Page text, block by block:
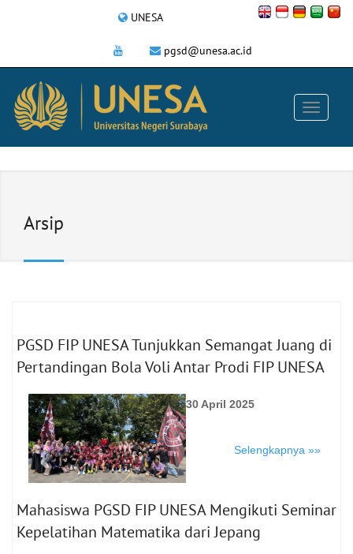
UNESA
pgsd@unesa.ac.id
Arsip
PGSD FIP UNESA Tunjukkan Semangat Juang di
Pertandingan Bola Voli Antar Prodi FIP UNESA
30 April 2025
Selengkapnya »»
Mahasiswa PGSD FIP UNESA Mengikuti Seminar
Kepelatihan Matematika dari Jepang